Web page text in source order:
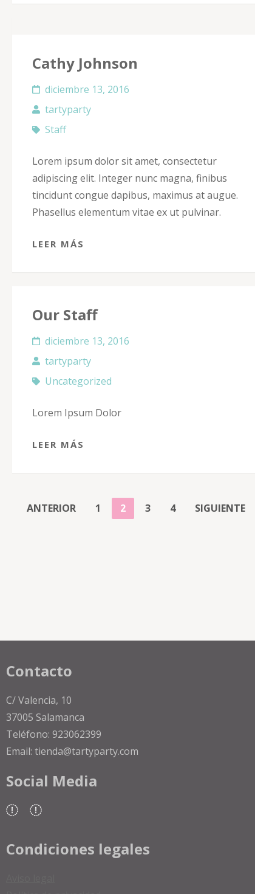
Cathy Johnson
diciembre 13, 2016
tartyparty
Staff
Lorem ipsum dolor sit amet, consectetur
adipiscing elit. Integer nunc magna, finibus
tincidunt congue dapibus, maximus at augue.
Phasellus elementum vitae ex ut pulvinar.
LEER MÁS
Our Staff
diciembre 13, 2016
tartyparty
Uncategorized
Lorem Ipsum Dolor
LEER MÁS
PAGINACIÓN
ANTERIOR PÁGINA
1 PÁGINA
2 PÁGINA
3 PÁGINA
4 SIGUIENTE
Contacto
C/ Valencia, 10
37005 Salamanca
Teléfono: 923062399
Email: tienda@tartyparty.com
Social Media
Condiciones legales